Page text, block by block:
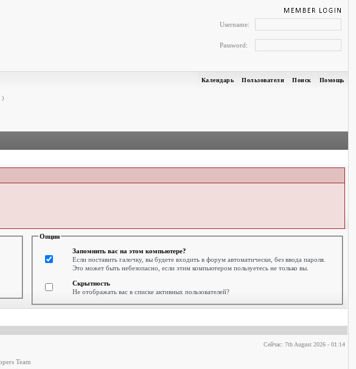
Username:
Password:
Помощь
Поиск
Пользователи
Календарь
)
Опции
Запомнить вас на этом компьютере?
Если поставить галочку, вы будете входить в форум автоматически, без ввода пароля.
Это может быть небезопасно, если этим компьютером пользуетесь не только вы.
Скрытность
Не отображать вас в списке активных пользователей?
Сейчас: 7th August 2026 - 01:14
Team